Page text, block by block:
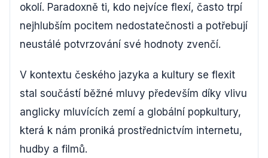
okolí. Paradoxně ti, kdo nejvíce flexí, často trpí
nejhlubším pocitem nedostatečnosti a potřebují
neustálé potvrzování své hodnoty zvenčí.
V kontextu českého jazyka a kultury se flexit
stal součástí běžné mluvy především díky vlivu
anglicky mluvících zemí a globální popkultury,
která k nám proniká prostřednictvím internetu,
hudby a filmů.